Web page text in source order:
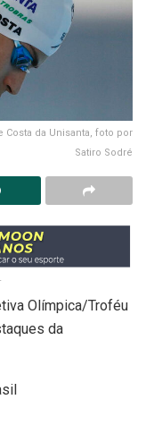
da Unisanta, foto por
Satiro Sodré
Olímpica/Troféu
da